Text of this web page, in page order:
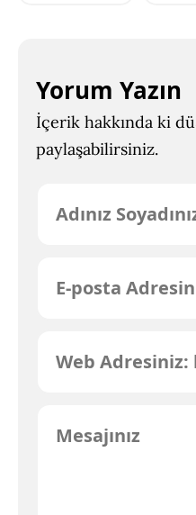
Yorum Yazın
İçerik hakkında ki
paylaşabilirsiniz.